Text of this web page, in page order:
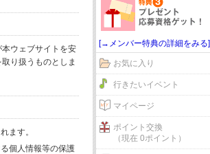
ウェブサイトを安
り扱うものとしま
ます。
個人情報等の保護
[→メンバー特典の詳細をみる]
お気に入り
行きたいイベント
マイページ
ポイント交換
（現在 0ポイント）